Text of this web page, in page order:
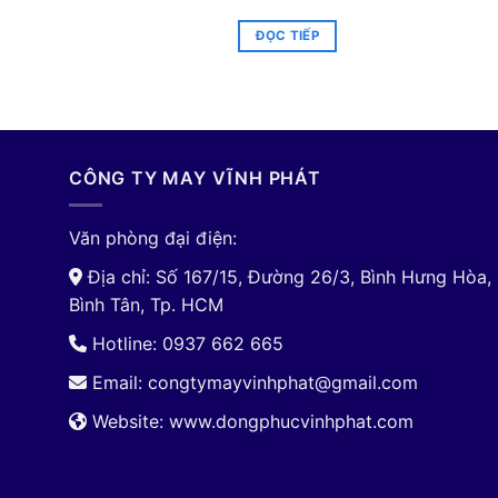
ĐỌC TIẾP
CÔNG TY MAY VĨNH PHÁT
Văn phòng đại điện:
Địa chỉ: Số 167/15, Đường 26/3, Bình Hưng Hòa,
Bình Tân, Tp. HCM
Hotline: 0937 662 665
Email: congtymayvinhphat@gmail.com
Website: www.dongphucvinhphat.com